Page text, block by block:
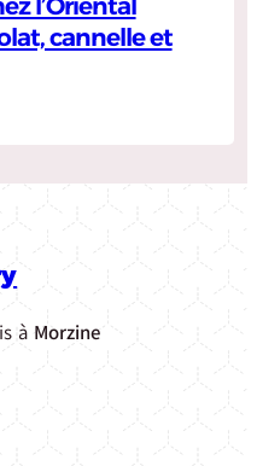
cannelle et
à Morzine